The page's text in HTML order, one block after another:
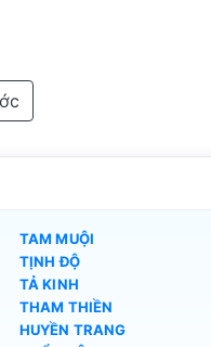
TAM MUỘI
TỊNH ĐỘ
TẢ KINH
THAM THIỀN
HUYỀN TRANG